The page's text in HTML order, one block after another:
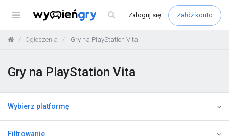
Menu Zaloguj się Załóż konto
Ogłoszenia Gry na PlayStation Vita
Gry na PlayStation Vita
Wybierz platformę
Filtrowanie